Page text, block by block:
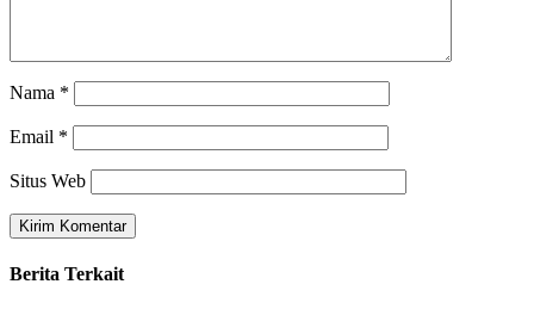
Nama *
Email *
Situs Web
Berita Terkait